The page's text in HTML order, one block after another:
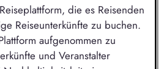
die es Reisenden
Reiseunterkünfte zu buchen.
aufgenommen zu
und Veranstalter